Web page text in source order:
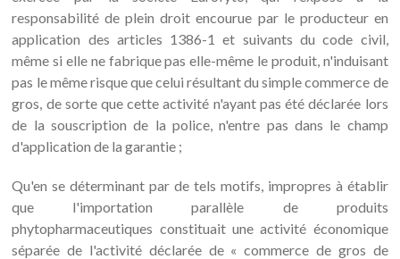
responsabilité de plein droit encourue par le producteur en
application des articles 1386-1 et suivants du code civil,
même si elle ne fabrique pas elle-même le produit, n'induisant
pas le même risque que celui résultant du simple commerce de
gros, de sorte que cette activité n'ayant pas été déclarée lors
de la souscription de la police, n'entre pas dans le champ
d'application de la garantie ;
Qu'en se déterminant par de tels motifs, impropres à établir
que l'importation parallèle de produits
phytopharmaceutiques constituait une activité économique
séparée de l'activité déclarée de « commerce de gros de